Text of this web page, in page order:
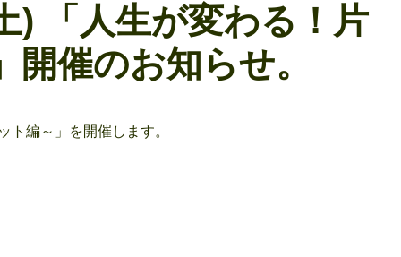
) 「人生が変わる！片
催のお知らせ。
編～」を開催します。